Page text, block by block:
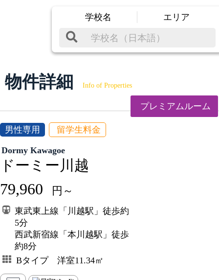
学校名 エリア
物件詳細 Info of Properties
プレミアムルーム
男性専用 留学生料金
Dormy Kawagoe
ドーミー川越
79,960 円～
東武東上線「川越駅」徒歩約
5分
西武新宿線「本川越駅」徒歩
約8分
Bタイプ 洋室11.34㎡